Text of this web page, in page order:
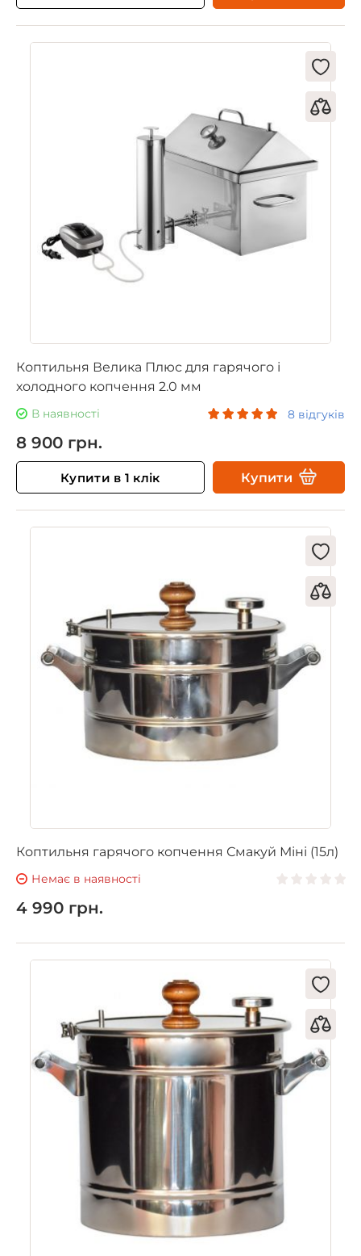
Коптильня Велика Плюс для гарячого і
холодного копчення 2.0 мм
В наявності 8 відгуків
8 900 грн.
Купити в 1 клік Купити
Коптильня гарячого копчення Смакуй Міні (15л)
Немає в наявності
4 990 грн.